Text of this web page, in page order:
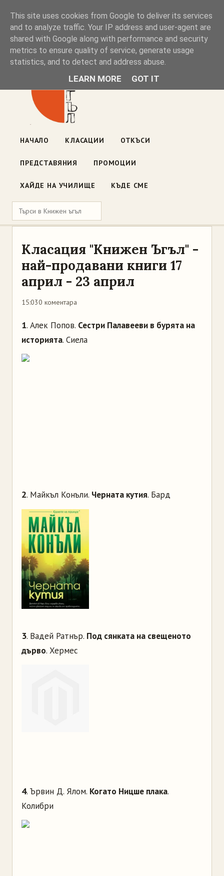
Книжен ъгъл
Блог на книжарницата — класации, откъси, нови книги
ул. „Оборище" 117, София· пон–пет 10:00–19:00 ·
НАЧАЛО КЛАСАЦИИ ОТКЪСИ
ПРЕДСТАВЯНИЯ ПРОМОЦИИ
ХАЙДЕ НА УЧИЛИЩЕ КЪДЕ СМЕ
Класация "Книжен Ъгъл" -
най-продавани книги 17
април - 23 април
15:030 коментара
1. Алек Попов. Сестри Палавееви в бурята на
историята. Сиела
2. Майкъл Конъли. Черната кутия. Бард
3. Вадей Ратнър. Под сянката на свещеното
дърво. Хермес
4. Ървин Д. Ялом. Когато Ницше плака.
Колибри
This site uses cookies from Google to deliver its services
and to analyze traffic. Your IP address and user-agent are
shared with Google along with performance and security
metrics to ensure quality of service, generate usage
statistics, and to detect and address abuse.
LEARN MORE GOT IT